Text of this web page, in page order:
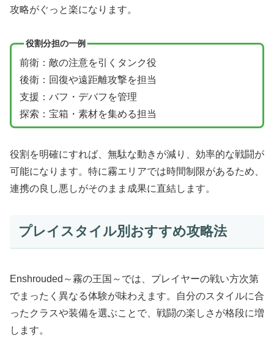
攻略がぐっと楽になります。
役割分担の一例
前衛：敵の注意を引くタンク役
後衛：回復や遠距離攻撃を担当
支援：バフ・デバフを管理
探索：宝箱・素材を集める担当
役割を明確にすれば、無駄な動きが減り、効率的な戦闘が
可能になります。特に霧エリアでは時間制限があるため、
連携の良し悪しがそのまま成果に直結します。
プレイスタイル別おすすめ攻略法
Enshrouded～霧の王国～では、プレイヤーの戦い方次第
でまったく異なる体験が味わえます。自分のスタイルに合
ったクラスや装備を選ぶことで、戦闘の楽しさが格段に増
します。